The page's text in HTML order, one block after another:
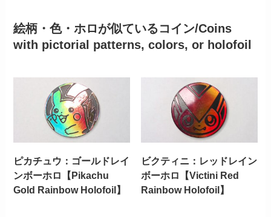
絵柄・色・ホロが似ているコイン/Coins
with pictorial patterns, colors, or holofoil
ピカチュウ：ゴールドレイ
ンボーホロ【Pikachu
Gold Rainbow Holofoil】
ビクティニ：レッドレイン
ボーホロ【Victini Red
Rainbow Holofoil】